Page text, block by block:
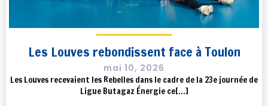
Les Louves rebondissent face à Toulon
mai 10, 2026
Les Louves recevaient les Rebelles dans le cadre de la 23e journée de
Ligue Butagaz Énergie ce[…]